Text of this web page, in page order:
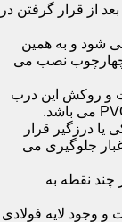
از قرار گرفتن در
شود و به همین
چهارچوب نصب می
و روکش این درب
درزگیر قرار
جلوگیری می
نقطه به
وجود لایه فولادی